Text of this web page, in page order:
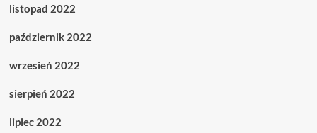
listopad 2022
październik 2022
wrzesień 2022
sierpień 2022
lipiec 2022